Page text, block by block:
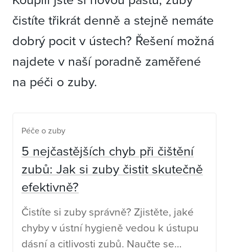
čistíte třikrát denně a stejně nemáte
dobrý pocit v ústech? Řešení možná
najdete v naší poradně zaměřené
na péči o zuby.
Péče o zuby
5 nejčastějších chyb při čištění
zubů: Jak si zuby čistit skutečně
efektivně?
Čistíte si zuby správně? Zjistěte, jaké
chyby v ústní hygieně vedou k ústupu
dásní a citlivosti zubů. Naučte se